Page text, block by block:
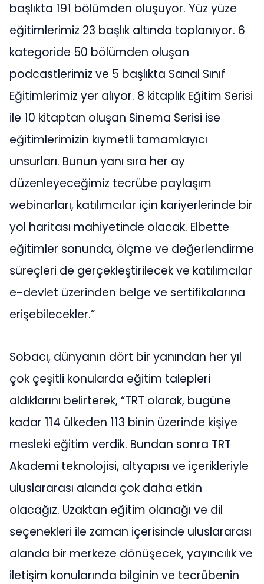
başlıkta 191 bölümden oluşuyor. Yüz yüze
eğitimlerimiz 23 başlık altında toplanıyor. 6
kategoride 50 bölümden oluşan
podcastlerimiz ve 5 başlıkta Sanal Sınıf
Eğitimlerimiz yer alıyor. 8 kitaplık Eğitim Serisi
ile 10 kitaptan oluşan Sinema Serisi ise
eğitimlerimizin kıymetli tamamlayıcı
unsurları. Bunun yanı sıra her ay
düzenleyeceğimiz tecrübe paylaşım
webinarları, katılımcılar için kariyerlerinde bir
yol haritası mahiyetinde olacak. Elbette
eğitimler sonunda, ölçme ve değerlendirme
süreçleri de gerçekleştirilecek ve katılımcılar
e-devlet üzerinden belge ve sertifikalarına
erişebilecekler.”
Sobacı, dünyanın dört bir yanından her yıl
çok çeşitli konularda eğitim talepleri
aldıklarını belirterek, “TRT olarak, bugüne
kadar 114 ülkeden 113 binin üzerinde kişiye
mesleki eğitim verdik. Bundan sonra TRT
Akademi teknolojisi, altyapısı ve içerikleriyle
uluslararası alanda çok daha etkin
olacağız. Uzaktan eğitim olanağı ve dil
seçenekleri ile zaman içerisinde uluslararası
alanda bir merkeze dönüşecek, yayıncılık ve
iletişim konularında bilginin ve tecrübenin